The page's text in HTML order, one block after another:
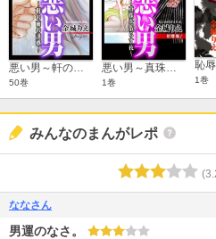
悪い男～軒の雨の誘惑～ Love Silky
50巻
悪い男～真珠を散らす夜～ Love Silky
1巻 1巻
みんなのまんがレポ
(
ななさん
男運のなさ。